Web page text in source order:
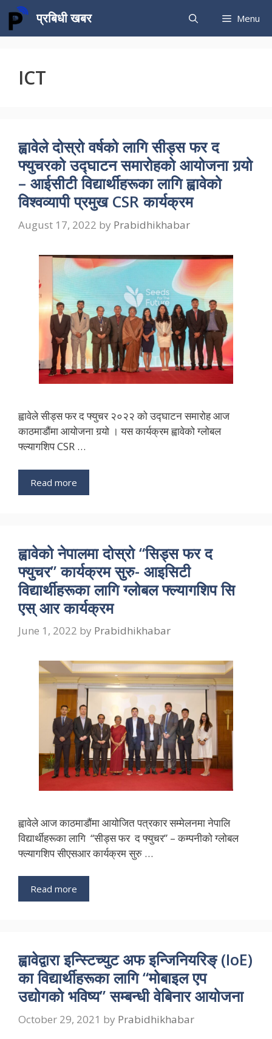
Skip
content
प्रबिधी खबर Menu
ICT
ह्वावेले दोस्रो वर्षको लागि सीड्स फर द
फ्युचरको उद्घाटन समारोहको आयोजना गर्‍यो
– आईसीटी विद्यार्थीहरूका लागि ह्वावेको
विश्वव्यापी प्रमुख CSR कार्यक्रम
August 17, 2022 by Prabidhikhabar
ह्वावेले सीड्स फर द फ्युचर २०२२ को उद्घाटन समारोह आज
काठमाडौंमा आयोजना गर्‍यो । यस कार्यक्रम ह्वावेको ग्लोबल
फ्ल्यागशिप CSR …
Read more
ह्वावेको नेपालमा दोस्रो “सिड्स फर द
फ्युचर” कार्यक्रम सुरु- आइसिटी
विद्यार्थीहरूका लागि ग्लोबल फ्ल्यागशिप सि
एस् आर कार्यक्रम
June 1, 2022 by Prabidhikhabar
ह्वावेले आज काठमाडौंमा आयोजित पत्रकार सम्मेलनमा नेपालि
विद्यार्थीहरूका लागि “सीड्स फर द फ्युचर” – कम्पनीको ग्लोबल
फ्ल्यागशिप सीएसआर कार्यक्रम सुरु …
Read more
ह्वावेद्वारा इन्स्टिच्युट अफ इन्जिनियरिङ् (IoE)
का विद्यार्थीहरूका लागि “मोबाइल एप
उद्योगको भविष्य” सम्बन्धी वेबिनार आयोजना
October 29, 2021 by Prabidhikhabar